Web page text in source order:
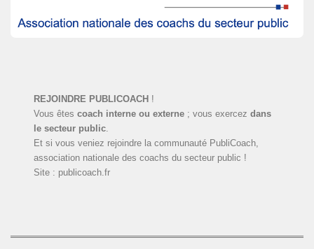
REJOINDRE PUBLICOACH !
Vous êtescoach interne ou externe ; vous exercezdans
le secteur public.
Et si vous veniez rejoindre la communauté PubliCoach,
association nationale des coachs du secteur public !
Site : publicoach.fr